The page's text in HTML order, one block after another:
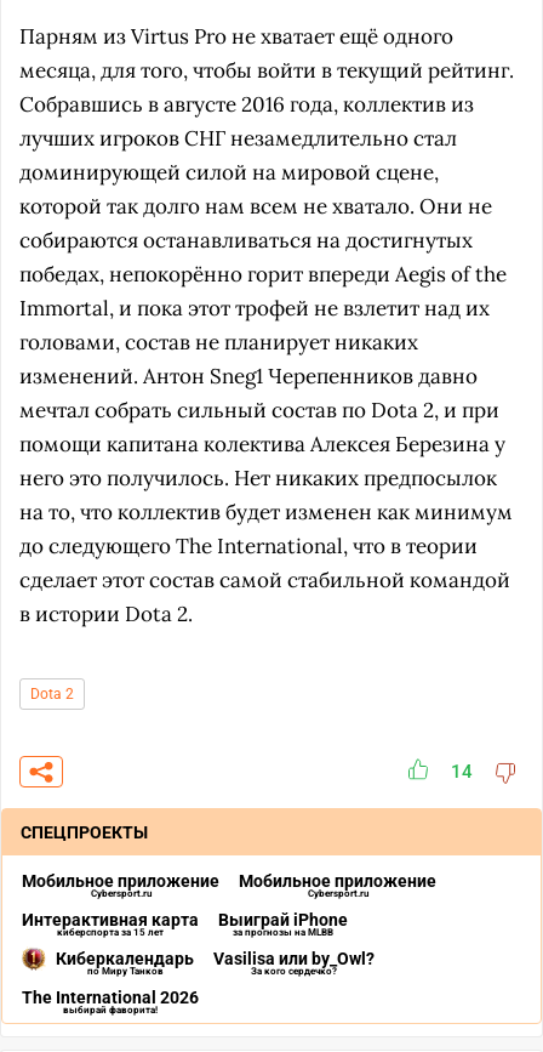
Парням из Virtus Pro не хватает ещё одного
месяца, для того, чтобы войти в текущий рейтинг.
Собравшись в августе 2016 года, коллектив из
лучших игроков СНГ незамедлительно стал
доминирующей силой на мировой сцене,
которой так долго нам всем не хватало. Они не
собираются останавливаться на достигнутых
победах, непокорённо горит впереди Aegis of the
Immortal, и пока этот трофей не взлетит над их
головами, состав не планирует никаких
изменений. Антон Sneg1 Черепенников давно
мечтал собрать сильный состав по Dota 2, и при
помощи капитана колектива Алексея Березина у
него это получилось. Нет никаких предпосылок
на то, что коллектив будет изменен как минимум
до следующего The International, что в теории
сделает этот состав самой стабильной командой
в истории Dota 2.
Dota 2
14
СПЕЦПРОЕКТЫ
Мобильное приложение
Cybersport.ru
Мобильное приложение
Cybersport.ru
Интерактивная карта
киберспорта за 15 лет
Выиграй iPhone
за прогнозы на MLBB
Киберкалендарь
по Миру Танков
Vasilisa или by_Owl?
За кого сердечко?
The International 2026
выбирай фаворита!